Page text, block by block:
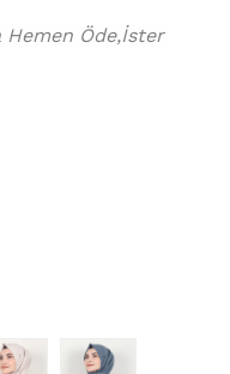
Hemen Öde,İster